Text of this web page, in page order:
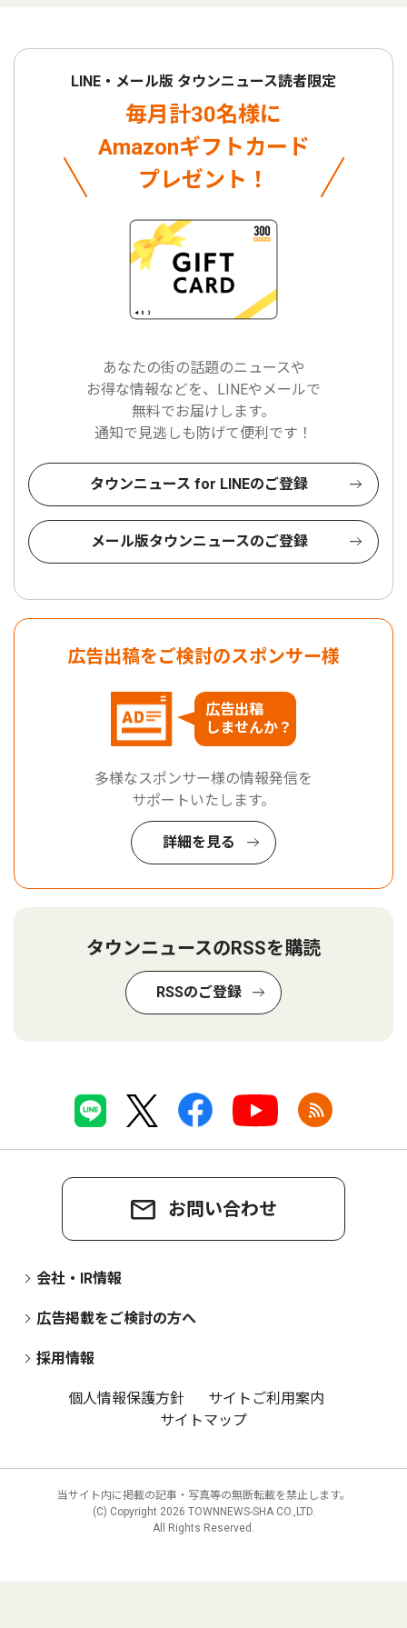
LINE・メール版 タウンニュース読者限定
毎月計30名様に
Amazonギフトカード
プレゼント！
あなたの街の話題のニュースや
お得な情報などを、LINEやメールで
無料でお届けします。
通知で見逃しも防げて便利です！
タウンニュース for LINEのご登録
メール版タウンニュースのご登録
広告出稿をご検討のスポンサー様
広告出稿
しませんか？
多様なスポンサー様の情報発信を
サポートいたします。
詳細を見る
タウンニュースのRSSを購読
RSSのご登録
お問い合わせ
会社・IR情報
広告掲載をご検討の方へ
採用情報
個人情報保護方針
サイトご利用案内
サイトマップ
当サイト内に掲載の記事・写真等の無断転載を禁止します。
(C) Copyright 2026 TOWNNEWS-SHA CO.,LTD.
All Rights Reserved.